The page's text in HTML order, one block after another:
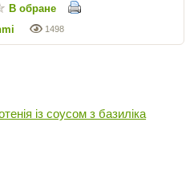
1498
В обране
із соусом з базиліка